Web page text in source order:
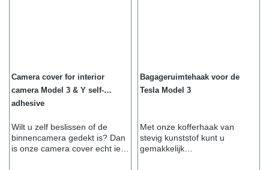
Camera cover for interior
camera Model 3 & Y self-
adhesive
Wilt u zelf beslissen of de
binnencamera gedekt is? Dan
is onze camera cover echt iets
Bagageruimtehaak voor de
Tesla Model 3
Met onze kofferhaak van
stevig kunststof kunt u
gemakkelijk